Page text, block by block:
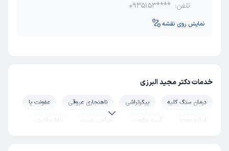
تلفن: 0935153****
نمایش روی نقشه
خدمات دکتر مجید البرزی
درمان سنگ کلیه پیکرتراشی ناهنجاری عروقی
عفونت پا
اسلیو معده
آبسه مقعدی جراحی دست
بلفاروپلاستی